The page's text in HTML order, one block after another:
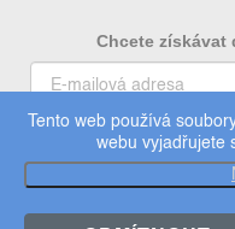
Tento web používá
webu vyjadřujete
Copyright 2026
Upravit
Chcete získávat